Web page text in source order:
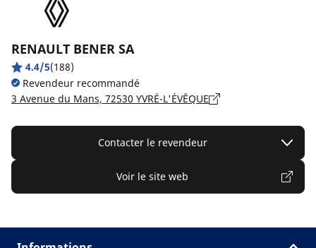
RENAULT BENER SA
4.4/5(188)
Revendeur recommandé
3 Avenue du Mans, 72530 YVRÉ-L'ÉVÊQUE
Contacter le revendeur
Voir le site web